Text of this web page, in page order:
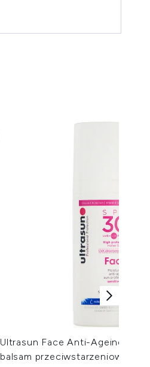
Ultrasun Face Anti-Ageing
balsam przeciwstarzeniowy z